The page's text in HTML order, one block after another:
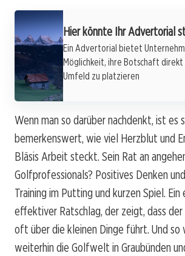
Hier könnte Ihr Advertorial
Ein Advertorial bietet
Möglichkeit, ihre Botschaft
Umfeld zu platzieren
Wenn man so darüber nachdenkt, ist es
bemerkenswert, wie viel Herzblut und
Bläsis Arbeit steckt. Sein Rat an
Golfprofessionals? Positives Denken
Training im Putting und kurzen Spiel. Ein
effektiver Ratschlag, der zeigt, dass
oft über die kleinen Dinge führt. Und so
weiterhin die Golfwelt in Graubünden